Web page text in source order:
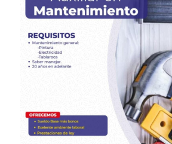
Almacenista Cajero
Almacenistas
Analista de Inventarios
Analista de precios unitarios
Asesor Bancario
Publica tu vacante